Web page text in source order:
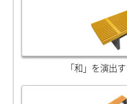
「和」を演出